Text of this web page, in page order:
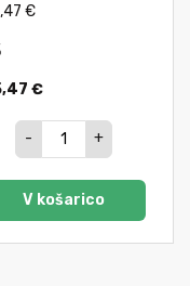
€
€
- +
V košarico